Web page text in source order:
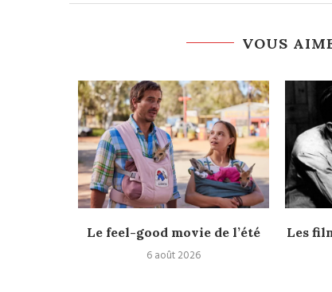
VOUS
Le feel-good movie de l’été
6 août 2026
Les